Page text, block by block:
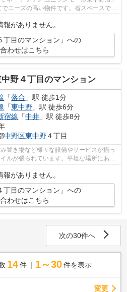
ニーズの高い物件です。省スペースで機
地...
報がありません。
丁目のマンション」への
わせはこちら
野４丁目のマンション
「落合 」駅 徒歩1分
「東中野 」駅 徒歩6分
宿線 「中井 」駅 徒歩8分
中野区東中野４丁目
置き場など様々な設備やサービスが揃っ
ルが張られています。平坦な場所にある
駅利...
報がありません。
丁目のマンション」への
わせはこちら
次の30件へ
14 件 1～30 件を表示
変更